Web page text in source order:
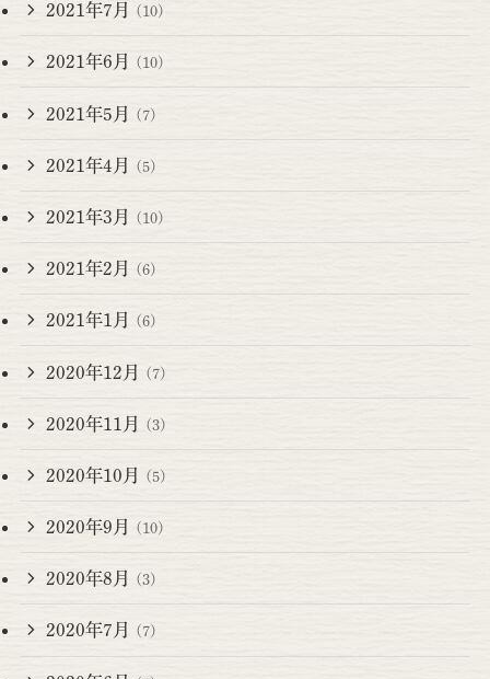
2021年7月 (10)
2021年6月 (10)
2021年5月 (7)
2021年4月 (5)
2021年3月 (10)
2021年2月 (6)
2021年1月 (6)
2020年12月 (7)
2020年11月 (3)
2020年10月 (5)
2020年9月 (10)
2020年8月 (3)
2020年7月 (7)